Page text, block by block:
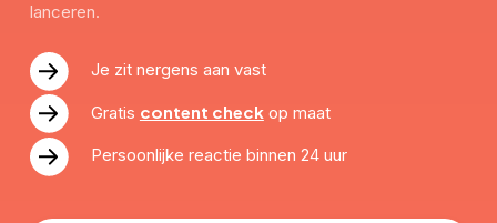
lanceren.
Je zit nergens aan vast
Gratis content checkop maat
Persoonlijke reactie binnen 24 uur